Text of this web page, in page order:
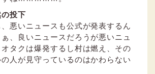
投下
悪いニュースも公式が発表するん
、良いニュースだろうが悪いニュ
タクは爆発するし村は燃え、その
人が見守っているのはかわらない